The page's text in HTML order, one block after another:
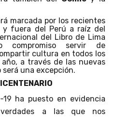
marcada por los recientes
y fuera del Perú a raíz del
del Libro de Lima
compromiso servir de
cultura en todos los
a través de las nuevas
una excepción.
19 ha puesto en evidencia
a las que nos